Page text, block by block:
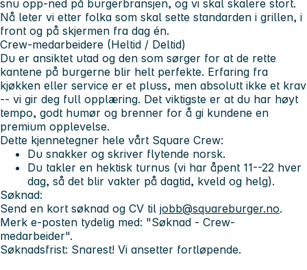
snu opp-ned på burgerbransjen, og vi skal skalere stort.
Nå leter vi etter folka som skal sette standarden i grillen, i
front og på skjermen fra dag én.
Crew-medarbeidere (Heltid / Deltid)
​Du er ansiktet utad og den som sørger for at de rette
kantene på burgerne blir helt perfekte. Erfaring fra
kjøkken eller service er et pluss, men absolutt ikke et krav
-- vi gir deg full opplæring. Det viktigste er at du har høyt
tempo, godt humør og brenner for å gi kundene en
premium opplevelse.
Dette kjennetegner hele vårt Square Crew:
​Du snakker og skriver flytende norsk.
​Du takler en hektisk turnus (vi har åpent 11--22 hver
dag, så det blir vakter på dagtid, kveld og helg).
Søknad:
Send en kort søknad og CV til jobb@squareburger.no.
Merk e-posten tydelig med: "Søknad - Crew-
medarbeider".
Søknadsfrist: Snarest! Vi ansetter fortløpende.